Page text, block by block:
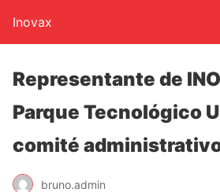
Inovax
Representante de
Parque Tecnológico
comité administrativo
bruno.admin